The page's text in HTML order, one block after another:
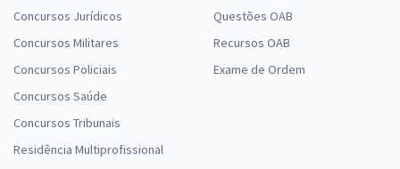
Concursos Jurídicos
Concursos Militares
Concursos Policiais
Concursos Saúde
Concursos Tribunais
Residência Multiprofissional
Questões OAB
Recursos OAB
Exame de Ordem